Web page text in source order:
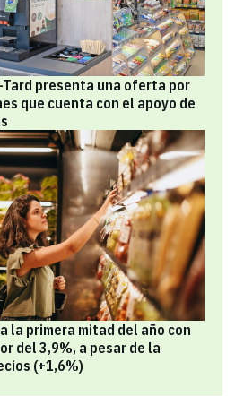
presenta una oferta por
que cuenta con el apoyo de
la primera mitad del año con
del 3,9%, a pesar de la
(+1,6%)